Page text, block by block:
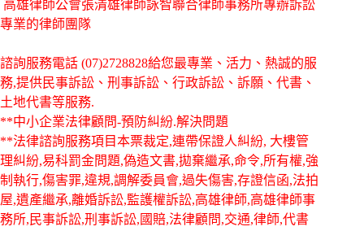
高雄律師公會張清雄律師詠智聯合律師事務所專辦訴訟
專業的律師團隊
諮詢服務電話 (07)2728828給您最專業、活力、熱誠的服
務,提供民事訴訟、刑事訴訟、行政訴訟、訴願、代書、
土地代書等服務.
**中小企業法律顧問-預防糾紛.解決問題
**法律諮詢服務項目本票裁定,連帶保證人糾紛, 大樓管
理糾紛,易科罰金問題,偽造文書,拋棄繼承,命令,所有權,強
制執行,傷害罪,違規,調解委員會,過失傷害,存證信函,法拍
屋,遺產繼承,離婚訴訟,監護權訴訟,高雄律師,高雄律師事
務所,民事訴訟,刑事訴訟,國賠,法律顧問,交通,律師,代書